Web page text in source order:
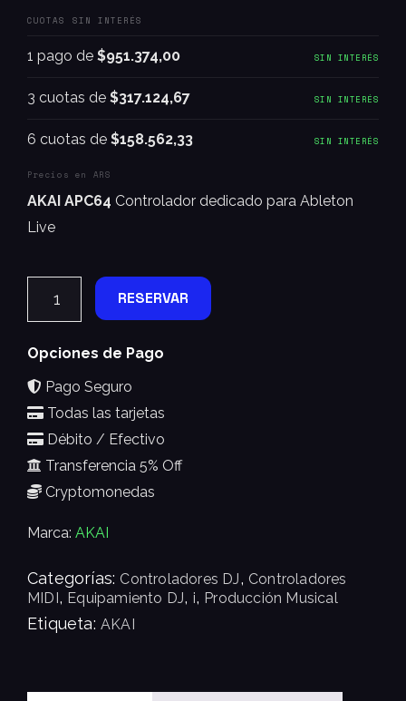
CUOTAS SIN INTERÉS
1 pago de $951.374,00 SIN INTERÉS
3 cuotas de $317.124,67 SIN INTERÉS
6 cuotas de $158.562,33 SIN INTERÉS
Precios en ARS
AKAI APC64 Controlador dedicado para Ableton
Live
RESERVAR
Opciones de Pago
Pago Seguro
Todas las tarjetas
Débito / Efectivo
Transferencia 5% Off
Cryptomonedas
Marca: AKAI
Categorías: Controladores DJ, Controladores
MIDI, Equipamiento DJ, i, Producción Musical
Etiqueta: AKAI